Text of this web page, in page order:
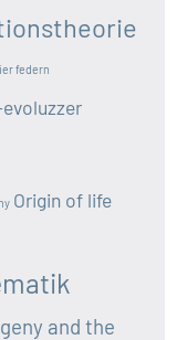
federn
Origin of life
and the